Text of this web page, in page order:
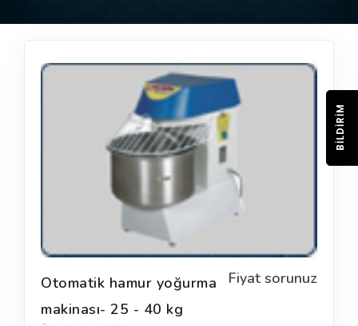
YARDIM
Fiyat sorunuz
Otomatik hamur yoğurma
makinası- 25 - 40 kg
BILDIRIM